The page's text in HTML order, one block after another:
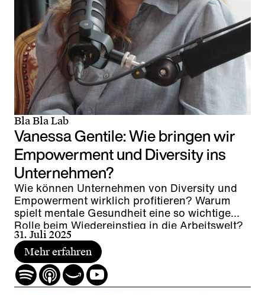
Bla Bla Lab
Vanessa Gentile: Wie bringen wir
Empowerment und Diversity ins
Unternehmen?
Wie können Unternehmen von Diversity und
Empowerment wirklich profitieren? Warum
spielt mentale Gesundheit eine so wichtige
Rolle beim Wiedereinstieg in die Arbeitswelt?
Und wie fördert Vielfalt im Arbeitsalltag die
Zusammenarbeit und trägt gleichzeitig zur
wirtschaftlichen Leistung eines Unternehmens
bei?
31. Juli 2025
Mehr erfahren